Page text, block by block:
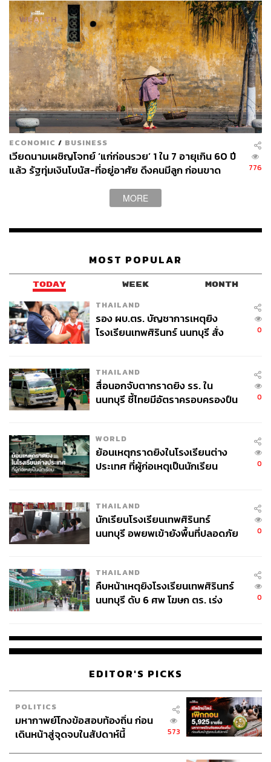
ECONOMIC / BUSINESS
เวียดนามเผชิญโจทย์ ‘แก่ก่อนรวย’ 1 ใน 7 อายุเกิน 60 ปี
แล้ว รัฐทุ่มเงินโบนัส-ที่อยู่อาศัย ดึงคนมีลูก ก่อนขาด
776
MORE
MOST POPULAR
TODAY WEEK MONTH
THAILAND
รอง ผบ.ตร. บัญชาการเหตุยิง
โรงเรียนเทพศิรินทร์ นนทบุรี สั่ง
0
THAILAND
สื่อนอกจับตากราดยิง รร. ใน
นนทบุรี ชี้ไทยมีอัตราครอบครองปืน
0
WORLD
ย้อนเหตุกราดยิงในโรงเรียนต่าง
ประเทศ ที่ผู้ก่อเหตุเป็นนักเรียน
0
THAILAND
นักเรียนโรงเรียนเทพศิรินทร์
นนทบุรี อพยพเข้ายังพื้นที่ปลอดภัย
0
THAILAND
คืบหน้าเหตุยิงโรงเรียนเทพศิรินทร์
นนทบุรี ดับ 6 ศพ โฆษก ตร. เร่ง
0
EDITOR'S PICKS
POLITICS
มหากาพย์โกงข้อสอบท้องถิ่น ก่อน
เดินหน้าสู่จุดจบในสัปดาห์นี้
573